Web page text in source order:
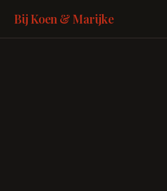
Bij Koen & Marijke